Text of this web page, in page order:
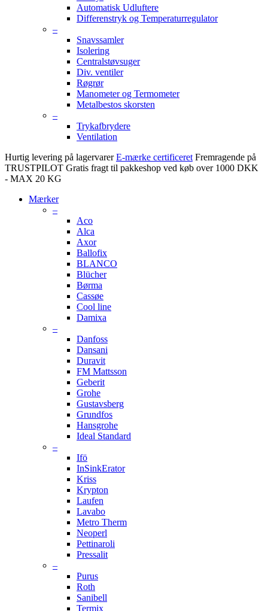
Automatisk Udluftere
Differenstryk og Temperaturregulator
–
Snavssamler
Isolering
Centralstøvsuger
Div. ventiler
Røgrør
Manometer og Termometer
Metalbestos skorsten
–
Trykafbrydere
Ventilation
Hurtig levering på lagervarer E-mærke certificeret Fremragende på
TRUSTPILOT Gratis fragt til pakkeshop ved køb over 1000 DKK
- MAX 20 KG
Mærker
–
Aco
Alca
Axor
Ballofix
BLANCO
Blücher
Børma
Cassøe
Cool line
Damixa
–
Danfoss
Dansani
Duravit
FM Mattsson
Geberit
Grohe
Gustavsberg
Grundfos
Hansgrohe
Ideal Standard
–
Ifö
InSinkErator
Kriss
Krypton
Laufen
Lavabo
Metro Therm
Neoperl
Pettinaroli
Pressalit
–
Purus
Roth
Sanibell
Termix